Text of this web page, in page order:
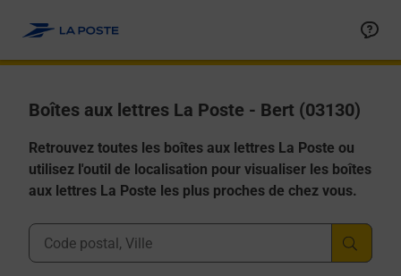
Boîtes aux lettres La Poste - Bert (03130)
Retrouvez toutes les boîtes aux lettres La Poste ou
utilisez l'outil de localisation pour visualiser les boîtes
aux lettres La Poste les plus proches de chez vous.
Ville, Département, Code Postal